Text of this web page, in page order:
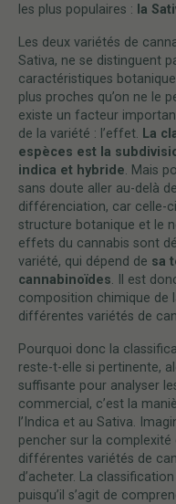
les plus populaires : la
Les deux variétés de
Sativa, ne se distinguent
caractéristiques
plus proches qu’on ne le
existe un facteur
de la variété : l’effet. La
espèces est la
indica et hybride. Mais
sans doute aller au-delà
différenciation, car celle-
structure botanique et le
effets du cannabis sont
variété, qui dépend de sa
cannabinoïdes. Il est
composition chimique de
différentes variétés de
Pourquoi donc la
reste-t-elle si pertinente,
suffisante pour analyser
commercial, c’est la
l’Indica et au Sativa.
pencher sur la
différentes variétés de
d’acheter. La
puisqu’il s’agit de